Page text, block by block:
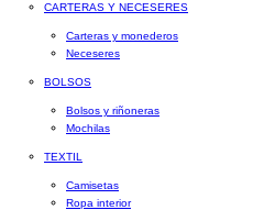
CARTERAS Y NECESERES
Carteras y monederos
Neceseres
BOLSOS
Bolsos y riñoneras
Mochilas
TEXTIL
Camisetas
Ropa interior